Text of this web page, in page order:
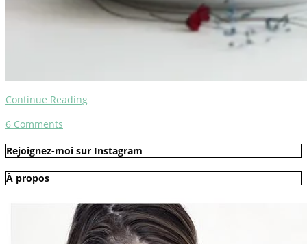
Continue Reading
6 Comments
Rejoignez-moi sur Instagram
À propos